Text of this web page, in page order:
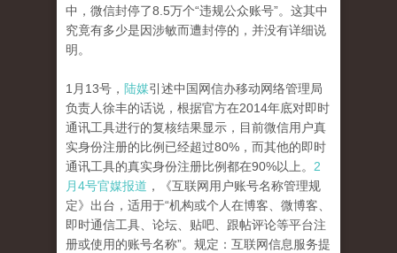
中，微信封停了8.5万个“违规公众账号”。这其中
究竟有多少是因涉敏而遭封停的，并没有详细说
明。
1月13号， 陆媒引述中国网信办移动网络管理局
负责人徐丰的话说，根据官方在2014年底对即时
通讯工具进行的复核结果显示，目前微信用户真
实身份注册的比例已经超过80%，而其他的即时
通讯工具的真实身份注册比例都在90%以上。 2
月4号官媒报道 ，《互联网用户账号名称管理规
定》出台，适用于“机构或个人在博客、微博客、
即时通信工具、论坛、贴吧、跟帖评论等平台注
册或使用的账号名称”。规定：互联网信息服务提